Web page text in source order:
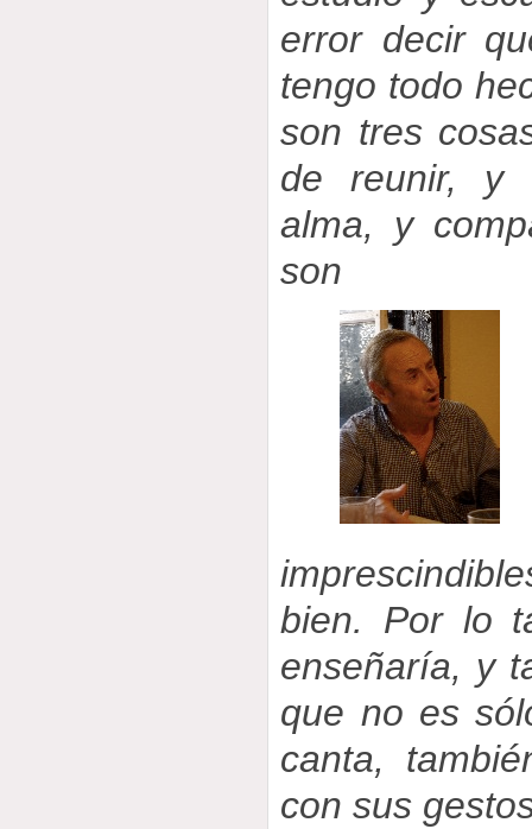
error decir
tengo todo
son tres
de reunir, y
alma, y
son
bien. Por lo
enseñaría, y
que no es
canta,
con sus